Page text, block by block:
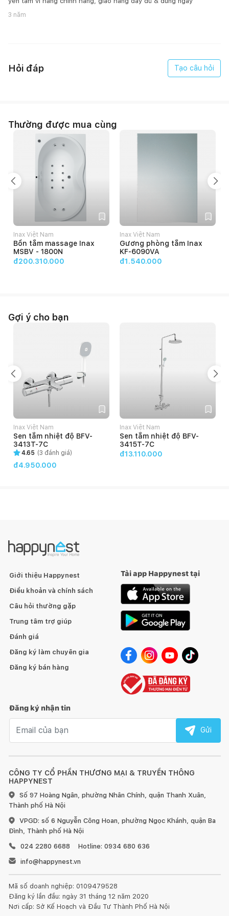
3 năm
Hỏi đáp Tạo câu hỏi
Thường được mua cùng
Inax Việt Nam
Bồn tắm massage Inax
MSBV - 1800N
đ200.310.000
Inax Việt Nam
Gương phòng tắm Inax
KF-6090VA
đ1.540.000
Gợi ý cho bạn
Inax Việt Nam
Sen tắm nhiệt độ BFV-
3413T-7C
4.65 (3 đánh giá)
đ4.950.000
Inax Việt Nam
Sen tắm nhiệt độ BFV-
3415T-7C
đ13.110.000
CÔNG TY CỔ PHẦN THƯƠNG MẠI & TRUYỀN THÔNG
HAPPYNEST
Số 97 Hoàng Ngân, phường Nhân Chính, quận Thanh Xuân,
Thành phố Hà Nội
VPGD: số 6 Nguyễn Công Hoan, phường Ngọc Khánh, quận Ba
Đình, Thành phố Hà Nội
024 2280 6688
Hotline: 0934 680 636
info@happynest.vn
Mã số doanh nghiệp: 0109479528
Đăng ký lần đầu: ngày 31 tháng 12 năm 2020
Nơi cấp: Sở Kế Hoạch và Đầu Tư Thành Phố Hà Nội
Giới thiệu Happynest
Điều khoản và chính sách
Câu hỏi thường gặp
Trung tâm trợ giúp
Đánh giá
Đăng ký làm chuyên gia
Đăng ký bán hàng
Tải app Happynest tại
Đăng ký nhận tin
Gửi